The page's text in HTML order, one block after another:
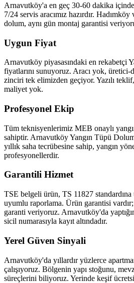
Arnavutköy'a en geç 30-60 dakika
7/24 servis aracımız hazırdır.
dolum, aynı gün montaj garantisi
Uygun Fiyat
Arnavutköy piyasasındaki en rekabetçi
fiyatlarını sunuyoruz. Aracı yok,
zinciri tek elimizden geçiyor. Yazılı
maliyet yok.
Profesyonel Ekip
Tüm teknisyenlerimiz MEB onaylı
sahiptir. Arnavutköy Yangın Tüpü
yıllık saha tecrübesine sahip, yangın
profesyonellerdir.
Garantili Hizmet
TSE belgeli ürün, TS 11827
uyumlu raporlama. Ürün garantisi
garanti veriyoruz. Arnavutköy'da
sicil numarasıyla kayıt altındadır.
Yerel Güven Sinyali
Arnavutköy'da yıllardır yüzlerce
çalışıyoruz. Bölgenin yapı stoğunu,
süreçlerini biliyoruz. Yerinde keşif